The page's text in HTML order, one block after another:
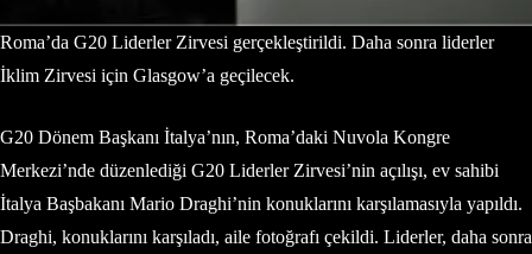
Roma’da G20 Liderler Zirvesi gerçekleştirildi. Daha sonra liderler
İklim Zirvesi için Glasgow’a geçilecek.
G20 Dönem Başkanı İtalya’nın, Roma’daki Nuvola Kongre
Merkezi’nde düzenlediği G20 Liderler Zirvesi’nin açılışı, ev sahibi
İtalya Başbakanı Mario Draghi’nin konuklarını karşılamasıyla yapıldı.
Draghi, konuklarını karşıladı, aile fotoğrafı çekildi. Liderler, daha sonra